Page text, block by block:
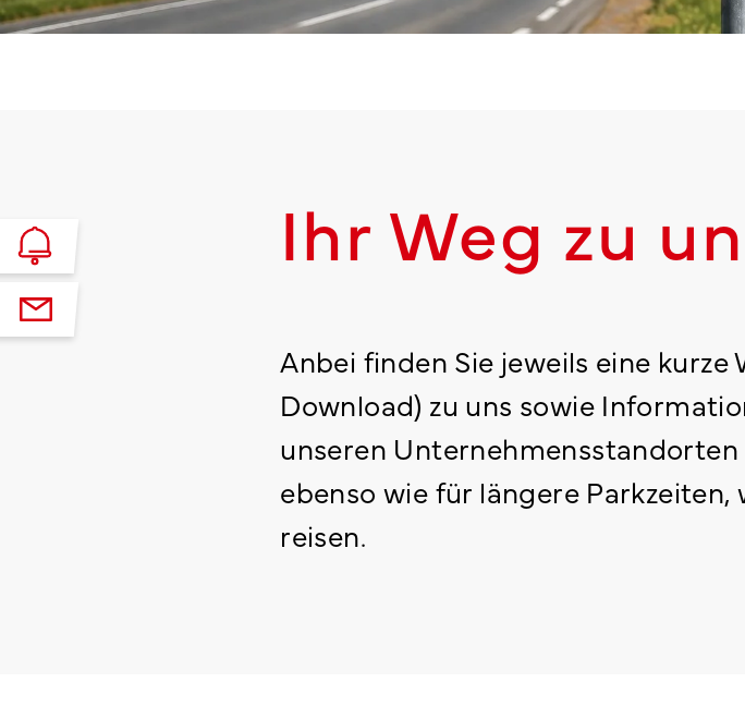
Ihr Weg zu
Anbei finden Sie jeweils eine
Download) zu uns sowie
unseren
ebenso wie für längere
reisen.